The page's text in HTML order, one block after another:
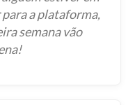
a plataforma,
semana vão